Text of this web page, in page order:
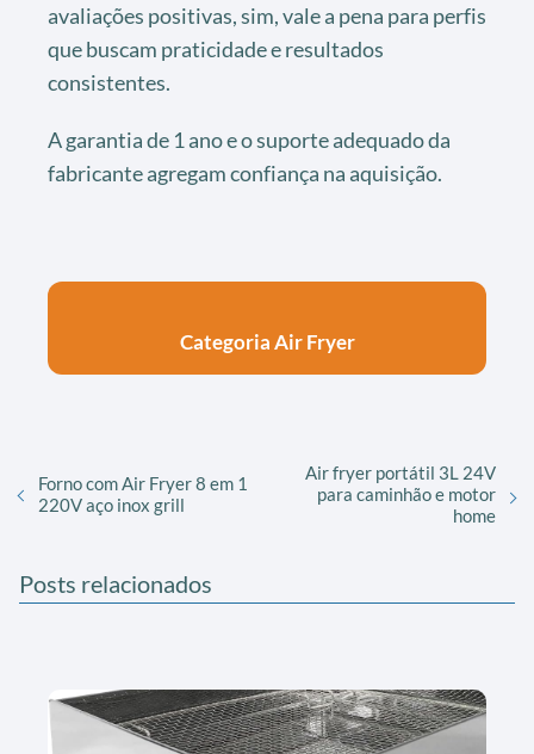
avaliações positivas, sim, vale a pena para perfis
que buscam praticidade e resultados
consistentes.
A garantia de 1 ano e o suporte adequado da
fabricante agregam confiança na aquisição.
Categoria Air Fryer
Forno com Air Fryer 8 em 1
220V aço inox grill
Air fryer portátil 3L 24V
para caminhão e motor
home
Posts relacionados